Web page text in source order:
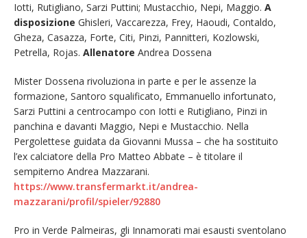
Iotti, Rutigliano, Sarzi Puttini; Mustacchio, Nepi, Maggio. A
disposizione Ghisleri, Vaccarezza, Frey, Haoudi, Contaldo,
Gheza, Casazza, Forte, Citi, Pinzi, Pannitteri, Kozlowski,
Petrella, Rojas. Allenatore Andrea Dossena
Mister Dossena rivoluziona in parte e per le assenze la
formazione, Santoro squalificato, Emmanuello infortunato,
Sarzi Puttini a centrocampo con Iotti e Rutigliano, Pinzi in
panchina e davanti Maggio, Nepi e Mustacchio. Nella
Pergolettese guidata da Giovanni Mussa – che ha sostituito
l’ex calciatore della Pro Matteo Abbate – è titolare il
sempiterno Andrea Mazzarani.
https://www.transfermarkt.it/andrea-
mazzarani/profil/spieler/92880
Pro in Verde Palmeiras, gli Innamorati mai esausti sventolano